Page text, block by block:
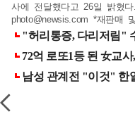
사에 전달했다고 26일 밝혔
photo@newsis.com *재판매